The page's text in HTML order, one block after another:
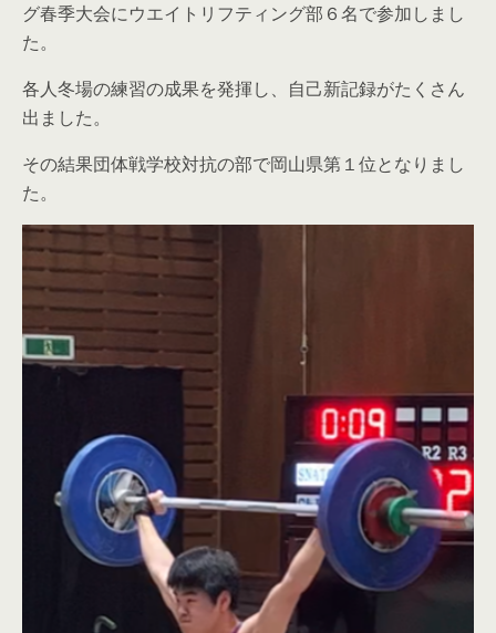
グ春季大会にウエイトリフティング部６名で参加しまし
た。
各人冬場の練習の成果を発揮し、自己新記録がたくさん
出ました。
その結果団体戦学校対抗の部で岡山県第１位となりまし
た。